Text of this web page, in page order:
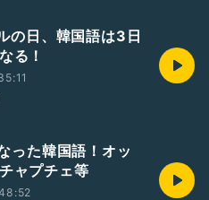
の日、韓国語は3日
る！
った韓国語！オッ
ャプチェ等